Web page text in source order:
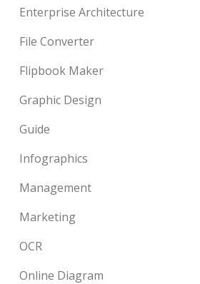
Enterprise Architecture
File Converter
Flipbook Maker
Graphic Design
Guide
Infographics
Management
Marketing
OCR
Online Diagram